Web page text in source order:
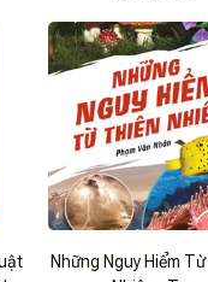
Những Nguy Hiểm